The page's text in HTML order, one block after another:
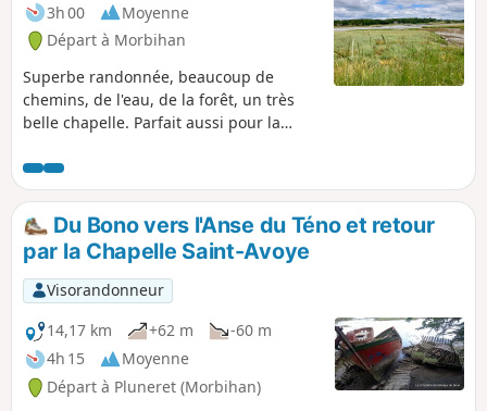
3h 00
Moyenne
Départ à Morbihan
Superbe randonnée, beaucoup de
chemins, de l'eau, de la forêt, un très
belle chapelle. Parfait aussi pour la
Du Bono vers l'Anse du Téno et retour
par la Chapelle Saint-Avoye
Visorandonneur
14,17 km
+62 m
-60 m
4h 15
Moyenne
Départ à Pluneret (Morbihan)